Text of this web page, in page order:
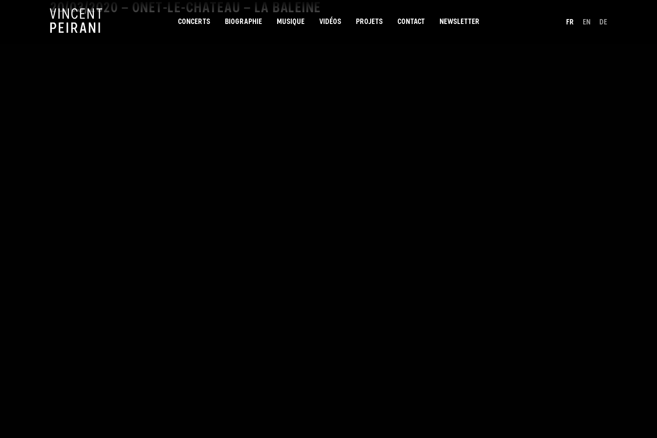
CONCERTS BIOGRAPHIE MUSIQUE VIDÉOS PROJETS CONTACT NEWSLETTER FR EN DE
20/03/2020 – ONET-LE-CHÂTEAU – LA BALEINE